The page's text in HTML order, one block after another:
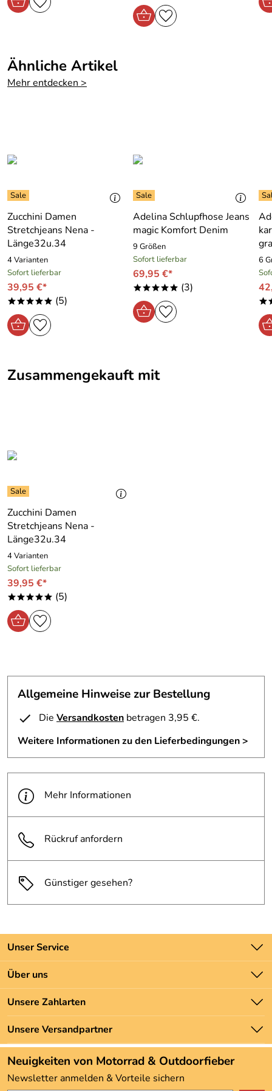
Die Zucchini Jeans kenne ich seit einigen Jahren. Ich bin
in meiner Grösse verfügbar wird. Danke.
Kaufdatum: 17.06.2010
Bewertungsdatum: 15.07.2010
Ähnliche Artikel
Mehr entdecken >
Zucchini Damen
Stretchjeans Nena -
Länge32u.34
4 Varianten
Sofort lieferbar
39,95 €*
***** (5)
Adelina Schlupfhose Jeans
magic Komfort Denim
9 Größen
Sofort lieferbar
69,95 €*
***** (3)
6
Zusammengekauft mit
Zucchini Damen
Stretchjeans Nena -
Länge32u.34
4 Varianten
Sofort lieferbar
39,95 €*
***** (5)
Allgemeine Hinweise zur Bestellung
Die Versandkosten betragen 3,95 €.
Weitere Informationen zu den Lieferbedingungen >
Mehr Informationen
Rückruf anfordern
Günstiger gesehen?
Unser Service
Kontakt
Batteriegesetz
Newsletter
Zahlung und Versand
Über uns
Unsere Bestseller
Marken
Neu
Angebote
Kundenbewertungen (3.492)
Unsere Zahlarten
Unsere Versandpartner
Neuigkeiten von Motorrad & Outdoorfieber
Newsletter anmelden & Vorteile sichern